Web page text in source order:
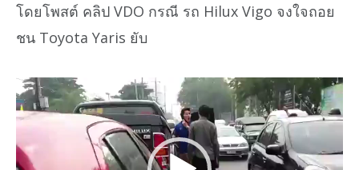
โดยโพสต์ คลิป VDO กรณี รถ Hilux Vigo จงใจถอย
ชน Toyota Yaris ยับ
Video
Player